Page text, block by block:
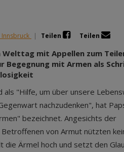
Innsbruck | Teilen Teilen
mit Appellen zum
Begegnung mit Armen als
als "Hilfe, um über unsere
nachzudenken", hat
bezeichnet. Angesichts der
von Armut nützten
Ärmel hoch und setzt den